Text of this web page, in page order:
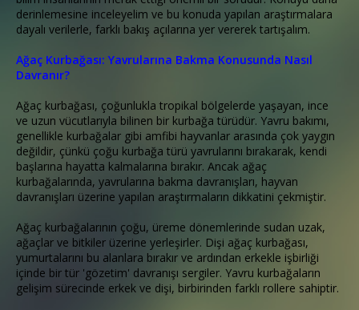
derinlemesine inceleyelim ve bu konuda yapılan araştırmalara
dayalı verilerle, farklı bakış açılarına yer vererek tartışalım.
Ağaç Kurbağası: Yavrularına Bakma Konusunda Nasıl
Davranır?
Ağaç kurbağası, çoğunlukla tropikal bölgelerde yaşayan, ince
ve uzun vücutlarıyla bilinen bir kurbağa türüdür. Yavru bakımı,
genellikle kurbağalar gibi amfibi hayvanlar arasında çok yaygın
değildir, çünkü çoğu kurbağa türü yavrularını bırakarak, kendi
başlarına hayatta kalmalarına bırakır. Ancak ağaç
kurbağalarında, yavrularına bakma davranışları, hayvan
davranışları üzerine yapılan araştırmaların dikkatini çekmiştir.
Ağaç kurbağalarının çoğu, üreme dönemlerinde sudan uzak,
ağaçlar ve bitkiler üzerine yerleşirler. Dişi ağaç kurbağası,
yumurtalarını bu alanlara bırakır ve ardından erkekle işbirliği
içinde bir tür 'gözetim' davranışı sergiler. Yavru kurbağaların
gelişim sürecinde erkek ve dişi, birbirinden farklı rollere sahiptir.